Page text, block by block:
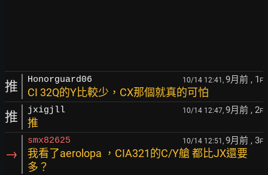
推 Honorguard06 10/14 12:41, 9月前 , 1 F
CI 32Q的Y比較少，CX那個就真的可怕
推 jxigjll 10/14 12:47, 9月前 , 2F
推
→
smx82625 10/14 12:51, 9月前 , 3F
我看了aerolopa ，CIA321的C/Y艙 都比JX還要
多？